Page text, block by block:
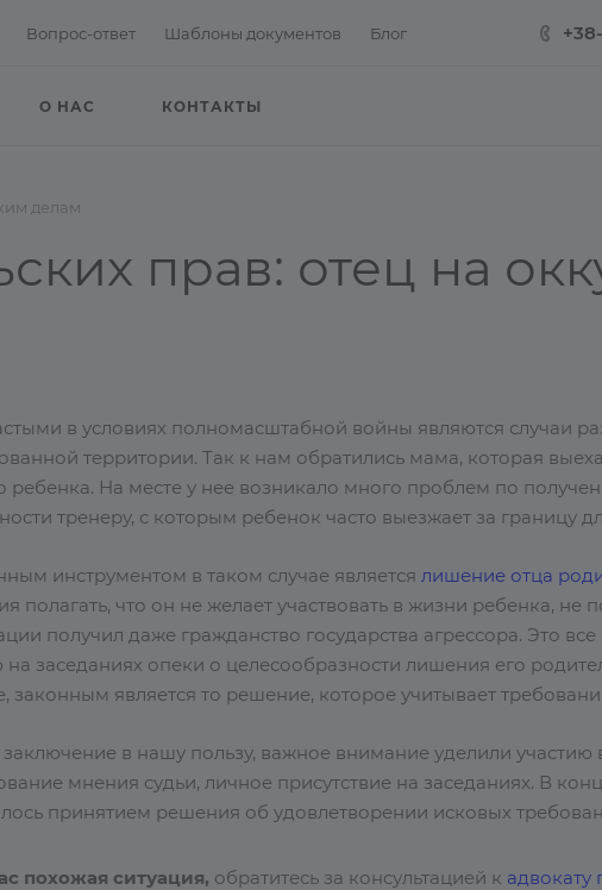
Вопрос-ответ Шаблоны документов Блог
О НАС КОНТАКТЫ
делам
прав: отец на
в условиях полномасштабной войны являются случаи
территории. Так к нам обратились мама, которая
ребенка. На месте у нее возникало много проблем по
тренеру, с которым ребенок часто выезжает за границу
инструментом в таком случае является лишение отца
полагать, что он не желает участвовать в жизни ребенка,
получил даже гражданство государства агрессора. Это
заседаниях опеки о целесообразности лишения его
законным является то решение, которое учитывает
в нашу пользу, важное внимание уделили участию
мнения судьи, личное присутствие на заседаниях. В
принятием решения об удовлетворении исковых
похожая ситуация, обратитесь за консультацией к адвокату